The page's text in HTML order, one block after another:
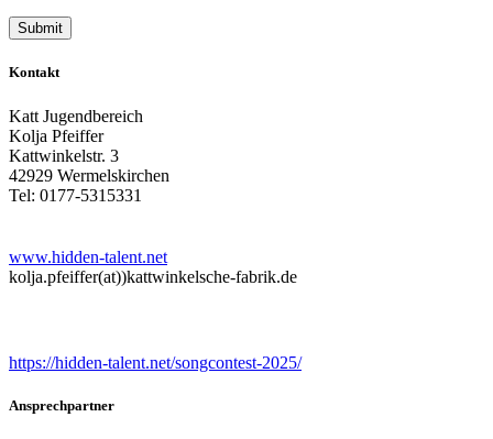
Kontakt
Katt Jugendbereich
Kolja Pfeiffer
Kattwinkelstr. 3
42929 Wermelskirchen
Tel: 0177-5315331
www.hidden-talent.net
kolja.pfeiffer(at))kattwinkelsche-fabrik.de
https://hidden-talent.net/songcontest-2025/
Ansprechpartner